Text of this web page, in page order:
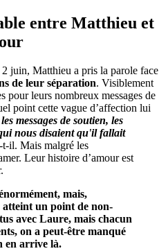
entre Matthieu et
juin, Matthieu a pris la parole face
de leur séparation. Visiblement
pour leurs nombreux messages de
point cette vague d’affection lui
messages de soutien, les
nous disaient qu'il fallait
t-il. Mais malgré les
Leur histoire d’amour est
mais,
atteint un point de non-
avec Laure, mais chacun
on a peut-être manqué
en arrive là.